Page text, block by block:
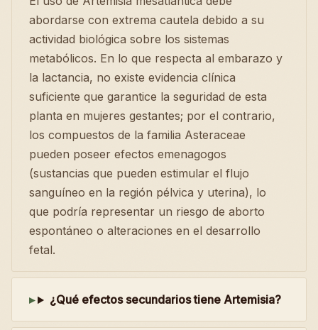
abordarse con extrema cautela debido a su
actividad biológica sobre los sistemas
metabólicos. En lo que respecta al embarazo y
la lactancia, no existe evidencia clínica
suficiente que garantice la seguridad de esta
planta en mujeres gestantes; por el contrario,
los compuestos de la familia Asteraceae
pueden poseer efectos emenagogos
(sustancias que pueden estimular el flujo
sanguíneo en la región pélvica y uterina), lo
que podría representar un riesgo de aborto
espontáneo o alteraciones en el desarrollo
fetal.
¿Qué efectos secundarios tiene Artemisia?